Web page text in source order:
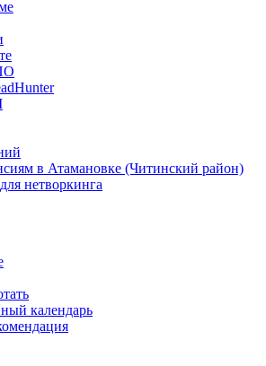
в Атамановке (Читинский район)
нетворкинга
календарь